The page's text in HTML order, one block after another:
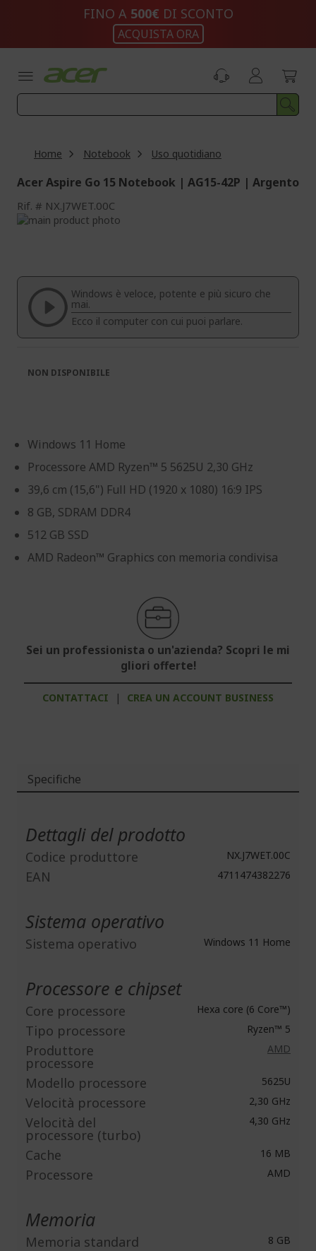
FINO A 500€ DI SCONTO
ACQUISTA ORA
Home Notebook Uso quotidiano
Acer Aspire Go 15 Notebook | AG15-42P | Argento
Rif. NX.J7WET.00C
Vai
galleria
immagini
galleria
immagini
Windows è veloce, potente e più sicuro che
mai.
Ecco il computer con cui puoi parlare.
Windows 11 Home
Processore AMD Ryzen™ 5 5625U 2,30 GHz
39,6 cm (15,6") Full HD (1920 x 1080) 16:9 IPS
8 GB, SDRAM DDR4
512 GB SSD
AMD Radeon™ Graphics con memoria condivisa
Sei un professionista o un'azienda? Scopri le mi
gliori offerte!
CONTATTACI | CREA UN ACCOUNT BUSINESS
NON DISPONIBILE
Specifiche
Dettagli del prodotto
Codice produttore NX.J7WET.00C
EAN 4711474382276
Sistema operativo
Sistema operativo Windows 11 Home
Processore e chipset
Core processore Hexa core (6 Core™)
Tipo processore Ryzen™ 5
Produttore
processore
AMD
Modello processore 5625U
Velocità processore 2,30 GHz
Velocità del
processore (turbo)
4,30 GHz
Cache 16 MB
Processore AMD
Memoria
Memoria standard 8 GB